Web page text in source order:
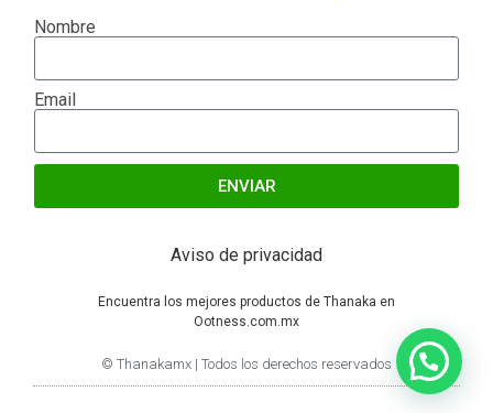
Nombre
Email
ENVIAR
Aviso de privacidad
Encuentra los mejores productos de Thanaka en
Ootness.com.mx
© Thanakamx | Todos los derechos reservados